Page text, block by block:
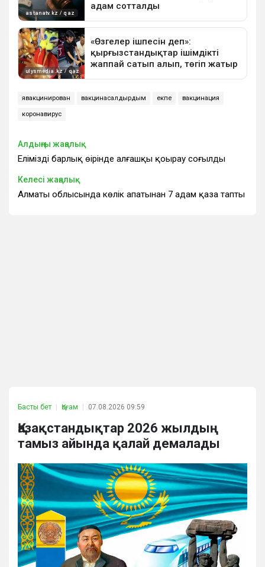
явакцинирован вакцинасалдырдым екпе вакцинация
коронавирус
Алдыңғы жаңалық
Еліміздің барлық өңірінде алғашқы қоңырау соғылды
Келесі жаңалық
Алматы облысында көлік апатынан 7 адам қаза тапты
Басты бет Қоғам 07.08.2026 09:59
Қазақстандықтар 2026 жылдың
тамыз айында қалай демалады